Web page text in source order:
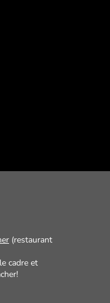
(restaurant
cadre et